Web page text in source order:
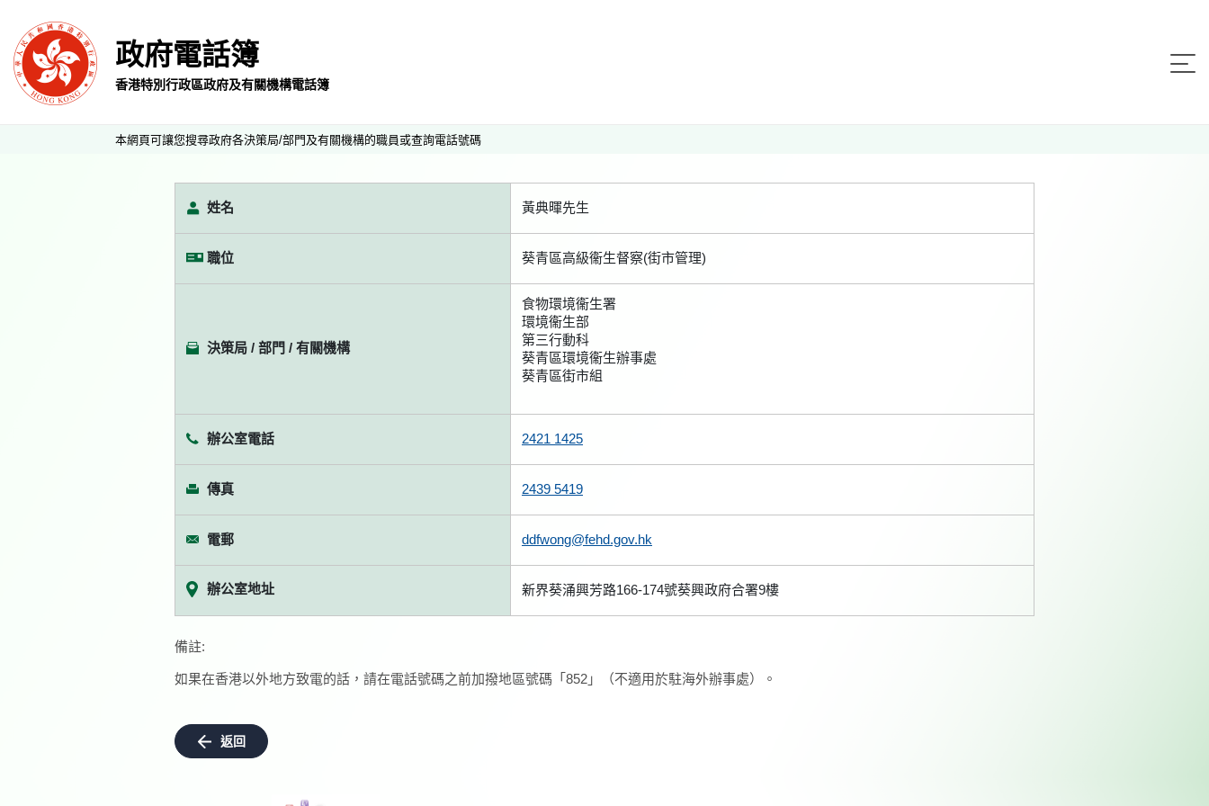
政府電話簿
香港特別行政區政府及有關機構電話簿
本網頁可讓您搜尋政府各決策局/部門及有關機構的職員或查詢電話號碼
姓名 黃典暉先生
職位 葵青區高級衞生督察(街市管理)
決策局 / 部門 / 有關機構
食物環境衞生署
環境衞生部
第三行動科
葵青區環境衞生辦事處
葵青區街市組
辦公室電話 2421 1425
傳真 2439 5419
電郵 ddfwong@fehd.gov.hk
辦公室地址 新界葵涌興芳路166-174號葵興政府合署9樓
備註:
如果在香港以外地方致電的話，請在電話號碼之前加撥地區號碼「852」（不適用於駐海外辦事處）。
返回